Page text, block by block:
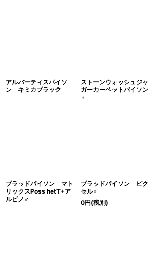
アルバーティスパイソ
ン キミカブラック
ストーンウォッシュジャ
ガーカーペットパイソン
♂
ブラッドパイソン マト
リックスPoss hetT+ア
ルビノ♂
ブラッドパイソン ピク
セル♀
0円(税別)